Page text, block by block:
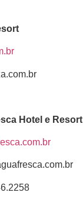
Hotel e Resort